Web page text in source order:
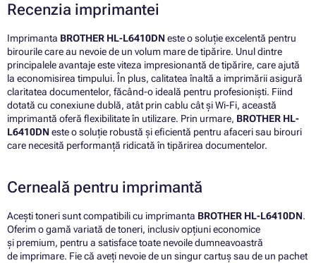
Recenzia imprimantei
Imprimanta BROTHER HL-L6410DN este o soluție excelentă pentru
birourile care au nevoie de un volum mare de tipărire. Unul dintre
principalele avantaje este viteza impresionantă de tipărire, care ajută
la economisirea timpului. În plus, calitatea înaltă a imprimării asigură
claritatea documentelor, făcând-o ideală pentru profesioniști. Fiind
dotată cu conexiune dublă, atât prin cablu cât și Wi-Fi, această
imprimantă oferă flexibilitate în utilizare. Prin urmare, BROTHER HL-
L6410DN este o soluție robustă și eficientă pentru afaceri sau birouri
care necesită performanță ridicată în tipărirea documentelor.
Cerneală pentru imprimantă
Acești toneri sunt compatibili cu imprimanta BROTHER HL-L6410DN.
Oferim o gamă variată de toneri, inclusiv opțiuni economice
și premium, pentru a satisface toate nevoile dumneavoastră
de imprimare. Fie că aveți nevoie de un singur cartuș sau de un pachet